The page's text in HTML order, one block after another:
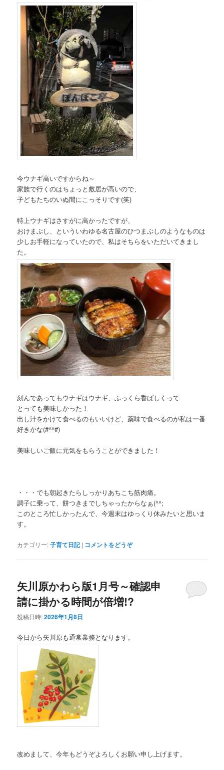
今ウナギ高いですからね～
家族で行くのはちょっと敷居が高いので、
子どもたちのいぬ間にこっそりです(笑)
特上ウナギはさすがに高かったですが、
おけまぶし、といういわゆる名古屋のひつまぶしのようなものは
少しお手軽になっていたので、私はそちらをいただいてきまし
た。
刻んであってもウナギはウナギ、ふっくら香ばしくって
とっても美味しかった！
出し汁をかけて食べるのもいいけど、薬味で食べるのが私は一番
好きかな(#^^#)
美味しいご飯に元気をもらうことができました！
・・・でも朝起きたらしっかりあちこち筋肉痛。
調子に乗って、餅つきまでしちゃったからなぁ(^^;
このところ忙しかったんで、今週末はゆっくり休みたいと思いま
す。
カテゴリー:子育て日記 | コメントをどうぞ
矢川原かわら版1月号～確認申
請に掛かる時間が倍増!?
投稿日時:2026年1月8日
今日から矢川原も通常業務となります。
改めまして、今年もどうぞよろしくお願い申し上げます。